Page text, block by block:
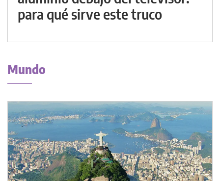
para qué sirve este truco
Mundo